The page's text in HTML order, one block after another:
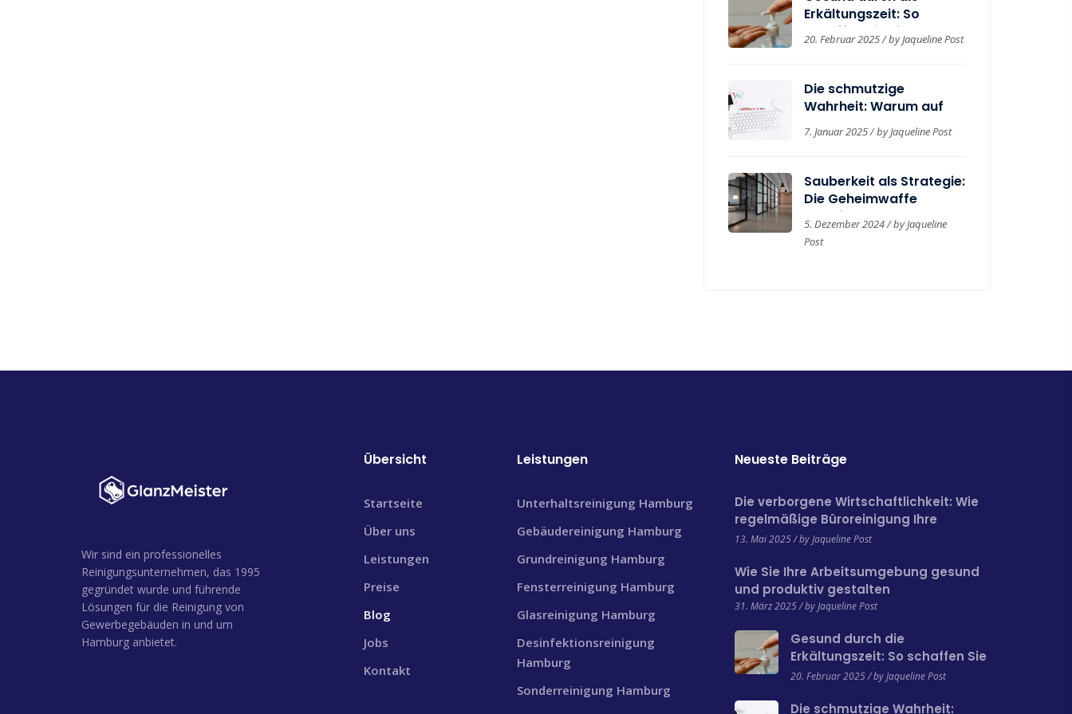
Erkältungszeit: So
schaffen Sie einen
hygienischen
20. Februar 2025 / by Jaqueline Post
Die schmutzige
Wahrheit: Warum auf
Ihrer Tastatur mehr lebt
als auf einer Toilette
7. Januar 2025 / by Jaqueline Post
Sauberkeit als Strategie:
Die Geheimwaffe
kreativer Unternehmen
5. Dezember 2024 / by Jaqueline
Post
Wir sind ein professionelles
Reinigungsunternehmen, das 1995
gegründet wurde und führende
Lösungen für die Reinigung von
Gewerbegebäuden in und um
Hamburg anbietet.
Übersicht
Startseite
Über uns
Leistungen
Preise
Blog
Jobs
Kontakt
Leistungen
Unterhaltsreinigung Hamburg
Gebäudereinigung Hamburg
Grundreinigung Hamburg
Fensterreinigung Hamburg
Glasreinigung Hamburg
Desinfektionsreinigung
Hamburg
Sonderreinigung Hamburg
Neueste Beiträge
Die verborgene Wirtschaftlichkeit: Wie
regelmäßige Büroreinigung Ihre
Betriebskosten senken kann
13. Mai 2025 / by Jaqueline Post
Wie Sie Ihre Arbeitsumgebung gesund
und produktiv gestalten
31. März 2025 / by Jaqueline Post
Gesund durch die
Erkältungszeit: So schaffen Sie
einen hygienischen
20. Februar 2025 / by Jaqueline Post
Die schmutzige Wahrheit: